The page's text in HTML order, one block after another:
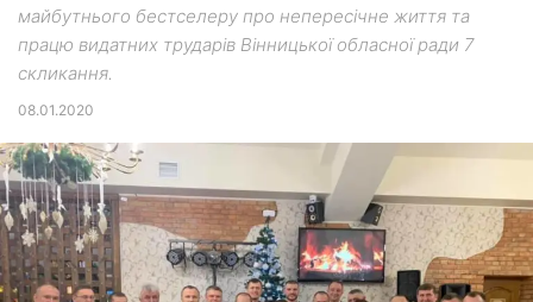
майбутнього бестселеру про непересічне життя та
працю видатних трударів Вінницької обласної ради 7
скликання.
08.01.2020